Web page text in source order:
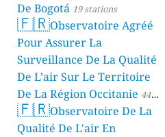
De Bogotá 19 stations
🇫🇷Observatoire Agréé
Pour Assurer La
Surveillance De La Qualité
De L’air Sur Le Territoire
De La Région Occitanie 44
stations
🇫🇷Observatoire De La
Qualité De L'air En